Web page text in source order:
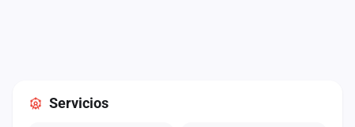
Servicios